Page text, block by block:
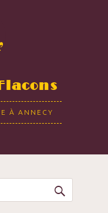
À ANNECY